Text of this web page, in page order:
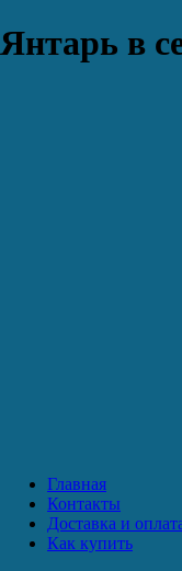
Янтарь в
Главная
Контакты
Доставка и
Как купить